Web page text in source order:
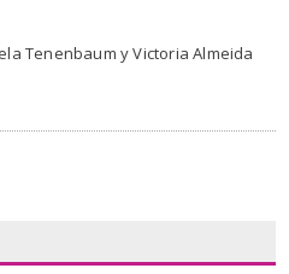
Tenenbaum y Victoria Almeida